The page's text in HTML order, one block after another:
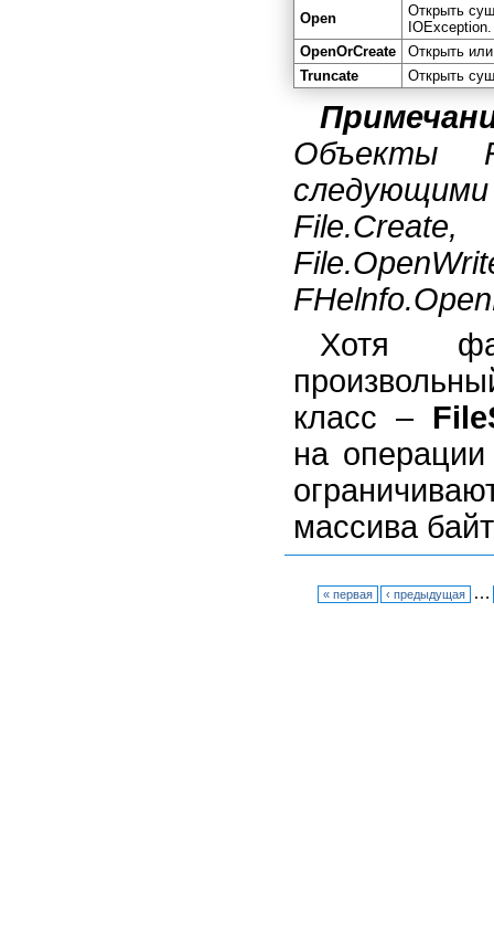
Open
Открыть
OpenOrCreate
Открыть
Truncate
Открыть
Объекты
Хотя
класс –
на
массива
« первая ‹ предыдущая …